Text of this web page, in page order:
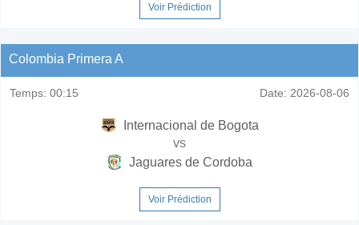
Voir Prédiction
Colombia Primera A
Temps: 00:15 Date: 2026-08-06
Internacional de Bogota
vs
Jaguares de Cordoba
Voir Prédiction